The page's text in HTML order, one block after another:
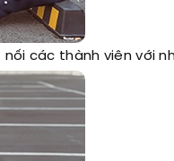
các thành viên với